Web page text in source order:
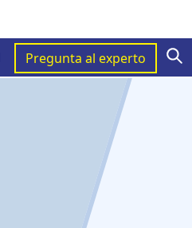
Pregunta al experto